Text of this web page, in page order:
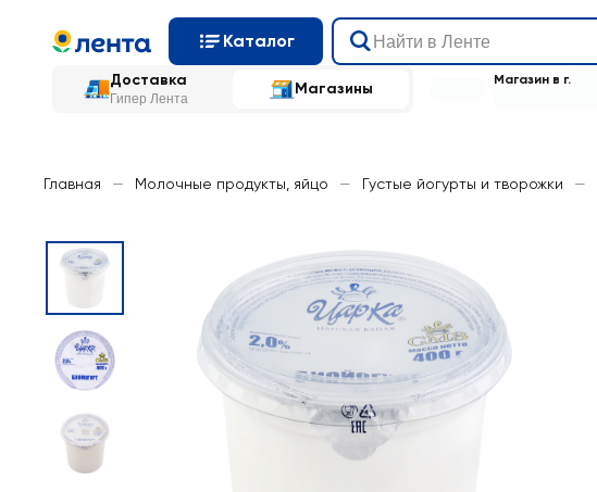
Каталог
Доставка
Гипер Лента
Магазины Магазин в г.
Главная — Молочные продукты, яйцо — Густые йогурты и творожки —